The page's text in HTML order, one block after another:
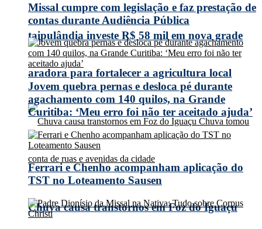
taipulândia investe R$ 58 mil em nova grade
aradora para fortalecer a agricultura local
Chuva causa transtornos em Foz do Iguaçu
Missal cumpre com legislação e faz prestação de
contas durante Audiência Pública
Jovem quebra pernas e desloca pé durante
agachamento com 140 quilos, na Grande
Curitiba: ‘Meu erro foi não ter aceitado ajuda’
Ferrari e Chenho acompanham aplicação do
TST no Loteamento Sausen